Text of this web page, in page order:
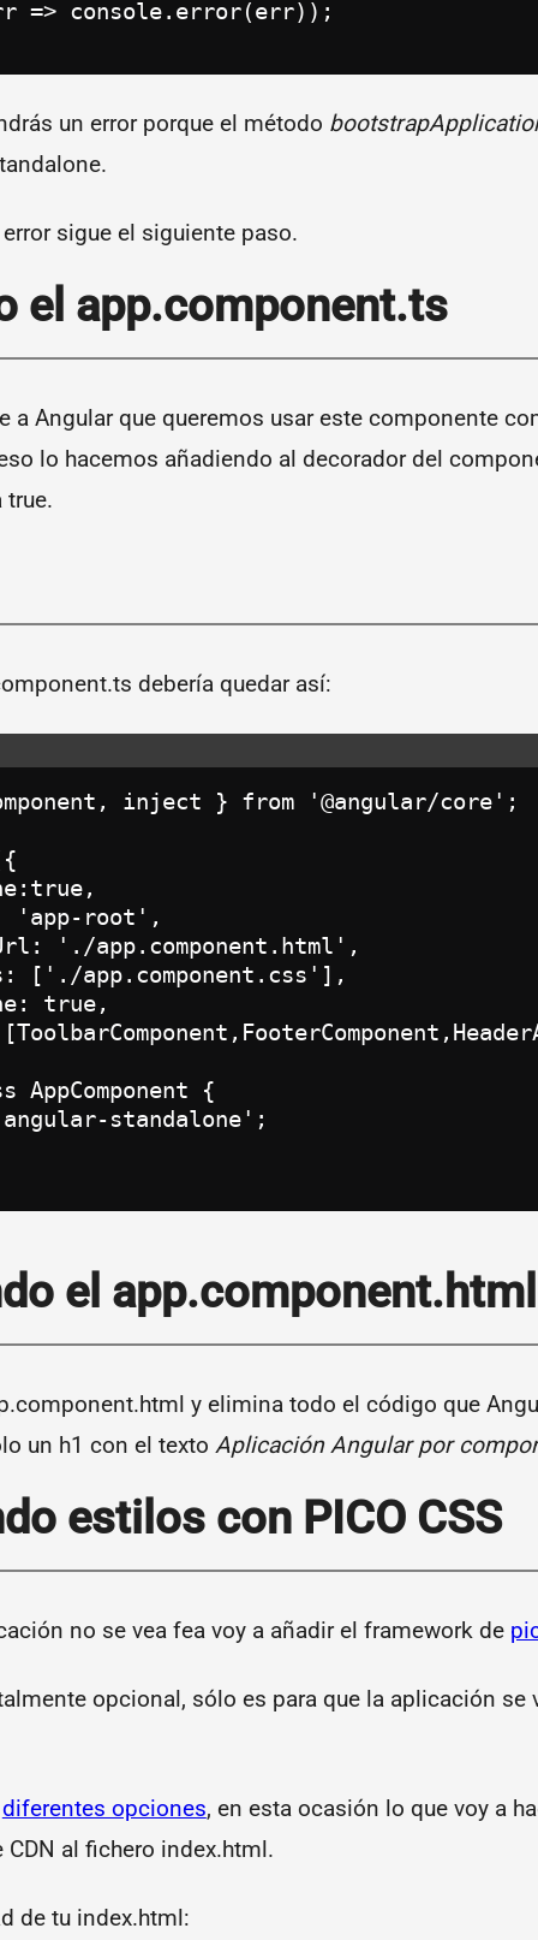
=> console.error(err));
un error porque el método
sigue el siguiente paso.
el app.component.ts
a Angular que queremos usar este componente
lo hacemos añadiendo al decorador del
true.
debería quedar así:
inject } from '@angular/core';
'app-root',
'./app.component.html',
['./app.component.css'],
true,
AppComponent {
standalone';
el app.component.html
y elimina todo el código que
un h1 con el texto Aplicación Angular por
estilos con PICO CSS
no se vea fea voy a añadir el framework de
opcional, sólo es para que la aplicación se
diferentes opciones, en esta ocasión lo que voy a
al fichero index.html.
de tu index.html: